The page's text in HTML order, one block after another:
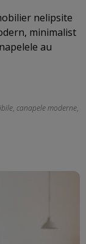
nelipsite
minimalist
au
, canapele moderne,